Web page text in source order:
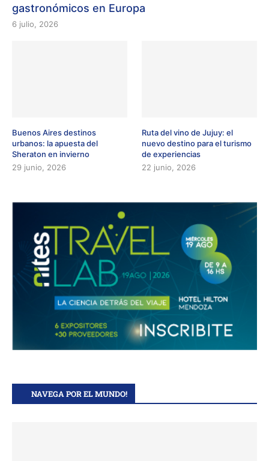
gastronómicos en Europa
6 julio, 2026
Buenos Aires destinos
urbanos: la apuesta del
Sheraton en invierno
29 junio, 2026
Ruta del vino de Jujuy: el
nuevo destino para el turismo
de experiencias
22 junio, 2026
NAVEGA POR EL MUNDO!